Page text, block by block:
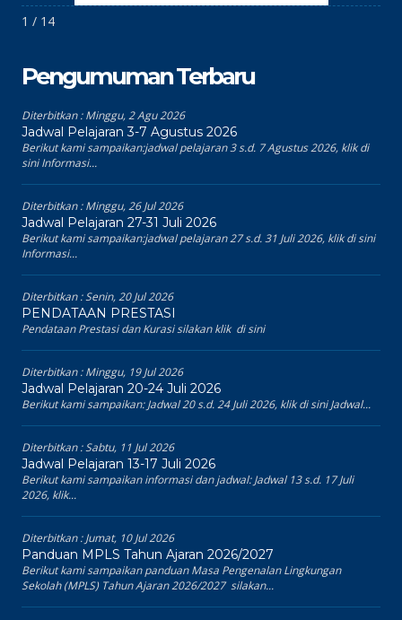
1 / 14
Pengumuman Terbaru
Diterbitkan :Minggu, 2 Agu 2026
Jadwal Pelajaran 3-7 Agustus 2026
Berikut kami sampaikan:jadwal pelajaran 3 s.d. 7 Agustus 2026, klik di
sini Informasi...
Diterbitkan :Minggu, 26 Jul 2026
Jadwal Pelajaran 27-31 Juli 2026
Berikut kami sampaikan:jadwal pelajaran 27 s.d. 31 Juli 2026, klik di sini
Informasi...
Diterbitkan :Senin, 20 Jul 2026
PENDATAAN PRESTASI
Pendataan Prestasi dan Kurasi silakan klik di sini
Diterbitkan :Minggu, 19 Jul 2026
Jadwal Pelajaran 20-24 Juli 2026
Berikut kami sampaikan: Jadwal 20 s.d. 24 Juli 2026, klik di sini Jadwal...
Diterbitkan :Sabtu, 11 Jul 2026
Jadwal Pelajaran 13-17 Juli 2026
Berikut kami sampaikan informasi dan jadwal: Jadwal 13 s.d. 17 Juli
2026, klik...
Diterbitkan :Jumat, 10 Jul 2026
Panduan MPLS Tahun Ajaran 2026/2027
Berikut kami sampaikan panduan Masa Pengenalan Lingkungan
Sekolah (MPLS) Tahun Ajaran 2026/2027 silakan...